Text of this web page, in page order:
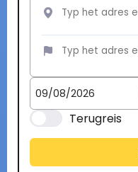
Terugreis